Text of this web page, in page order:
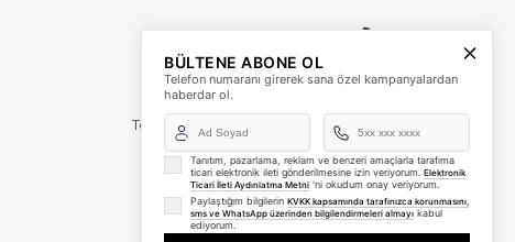
+90 (850) 473 08 08
Tevfik Bey Mah. Dr. Ali Demir Cd. No:51 Kat:2 Kobi
İş Merkezi
Küçükçekmece / İstanbul
BÜLTENE ABONE OL
Telefon numaranı girerek sana özel kampanyalardan
haberdar ol.
Tanıtım, pazarlama, reklam ve benzeri amaçlarla tarafıma
ticari elektronik ileti gönderilmesine izin veriyorum. Elektronik
Ticari İleti Aydınlatma Metni 'ni okudum onay veriyorum.
Paylaştığım bilgilerin KVKK kapsamında tarafınızca korunmasını,
sms ve WhatsApp üzerinden bilgilendirmeleri almayı kabul
ediyorum.